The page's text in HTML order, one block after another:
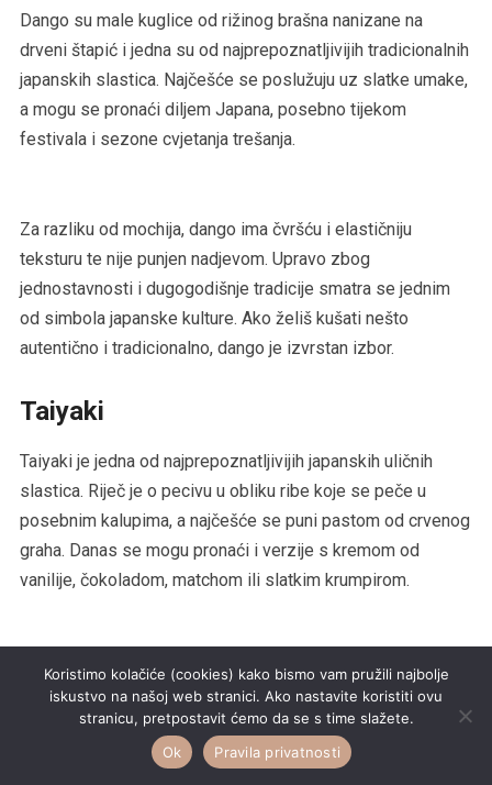
Dango su male kuglice od rižinog brašna nanizane na
drveni štapić i jedna su od najprepoznatljivijih tradicionalnih
japanskih slastica. Najčešće se poslužuju uz slatke umake,
a mogu se pronaći diljem Japana, posebno tijekom
festivala i sezone cvjetanja trešanja.
Za razliku od mochija, dango ima čvršću i elastičniju
teksturu te nije punjen nadjevom. Upravo zbog
jednostavnosti i dugogodišnje tradicije smatra se jednim
od simbola japanske kulture. Ako želiš kušati nešto
autentično i tradicionalno, dango je izvrstan izbor.
Taiyaki
Taiyaki je jedna od najprepoznatljivijih japanskih uličnih
slastica. Riječ je o pecivu u obliku ribe koje se peče u
posebnim kalupima, a najčešće se puni pastom od crvenog
graha. Danas se mogu pronaći i verzije s kremom od
vanilije, čokoladom, matchom ili slatkim krumpirom.
Ova slastica posebno je popularna na festivalima,
tržnicama i u turističkim četvrtima. Hrskava korica i toplo
punjenje čine je savršenim zalogajem tijekom šetnje
gradom, a njezin prepoznatljiv oblik jedan je od simbola
Koristimo kolačiće (cookies) kako bismo vam pružili najbolje
iskustvo na našoj web stranici. Ako nastavite koristiti ovu
stranicu, pretpostavit ćemo da se s time slažete.
Ok
Pravila privatnosti